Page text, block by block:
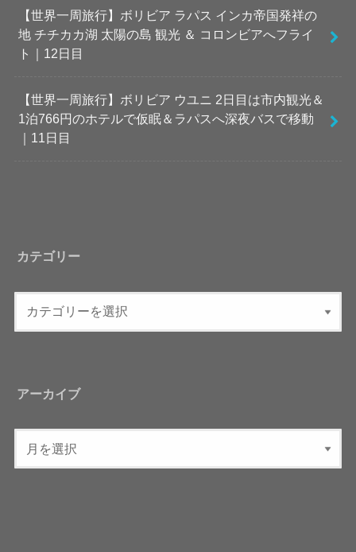
【世界一周旅行】ボリビア ラパス インカ帝国発祥の
地 チチカカ湖 太陽の島 観光 ＆ コロンビアへフライ
ト｜12日目
【世界一周旅行】ボリビア ウユニ 2日目は市内観光＆
1泊766円のホテルで仮眠＆ラパスへ深夜バスで移動
｜11日目
カテゴリー
アーカイブ